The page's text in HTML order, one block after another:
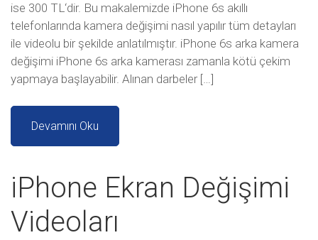
ise 300 TL‘dir. Bu makalemizde iPhone 6s akıllı
telefonlarında kamera değişimi nasıl yapılır tüm detayları
ile videolu bir şekilde anlatılmıştır. iPhone 6s arka kamera
değişimi iPhone 6s arka kamerası zamanla kötü çekim
yapmaya başlayabilir. Alınan darbeler […]
Devamını Oku
iPhone Ekran Değişimi
Videoları